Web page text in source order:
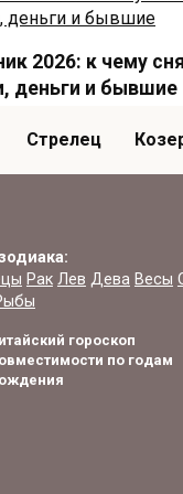
2026: к чему
деньги и бывшие
сниться море в
Стрелец
Рак Лев Дева Весы
гороскоп
по годам